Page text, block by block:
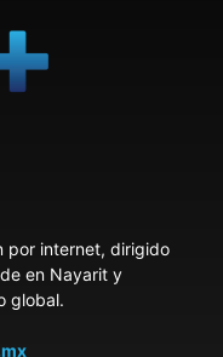
por internet, dirigido
en Nayarit y
global.